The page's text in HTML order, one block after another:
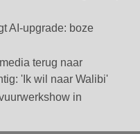
AI-upgrade: boze
terug naar
'Ik wil naar Walibi'
in